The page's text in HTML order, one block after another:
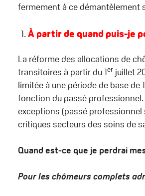
fermement à ce démantèlement
À partir de quand puis-je
La réforme des allocations de
transitoires à partir du 1er juillet
limitée à une période de base de
fonction du passé professionnel.
exceptions (passé
critiques secteurs des soins de
Quand est-ce que je perdrai
Pour les chômeurs complets